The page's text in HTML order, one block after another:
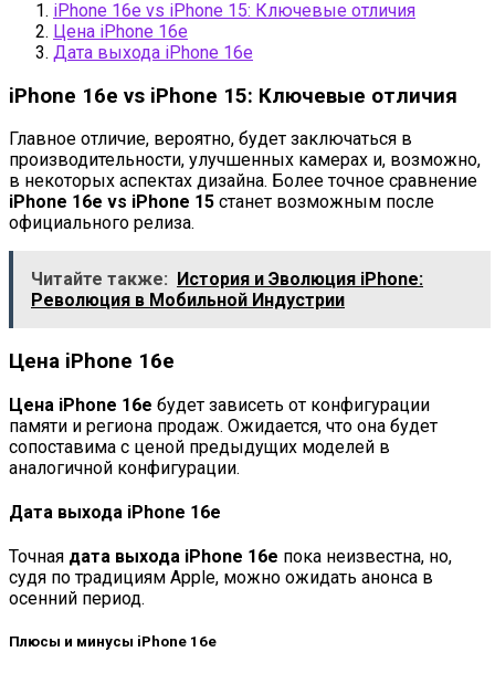
iPhone 16e vs iPhone 15: Ключевые отличия
Цена iPhone 16e
Дата выхода iPhone 16e
iPhone 16e vs iPhone 15: Ключевые отличия
Главное отличие, вероятно, будет заключаться в
производительности, улучшенных камерах и, возможно,
в некоторых аспектах дизайна. Более точное сравнение
iPhone 16e vs iPhone 15 станет возможным после
официального релиза.
Читайте также:
История и Эволюция iPhone:
Революция в Мобильной Индустрии
Цена iPhone 16e
Цена iPhone 16e будет зависеть от конфигурации
памяти и региона продаж. Ожидается, что она будет
сопоставима с ценой предыдущих моделей в
аналогичной конфигурации.
Дата выхода iPhone 16e
Точная дата выхода iPhone 16e пока неизвестна, но,
судя по традициям Apple, можно ожидать анонса в
осенний период.
Плюсы и минусы iPhone 16e